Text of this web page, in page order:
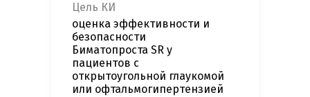
Цель КИ
оценка эффективности и
безопасности
Биматопроста SR у
пациентов с
открытоугольной глаукомой
или офтальмогипертензией